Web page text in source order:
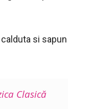
si sapun
Clasică